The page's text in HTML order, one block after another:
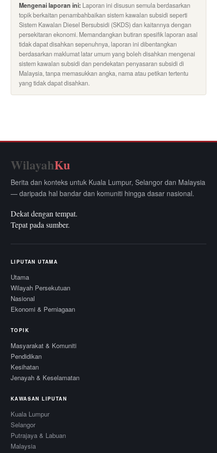
Mengenai laporan ini: Laporan ini disusun semula berdasarkan
topik berkaitan penambahbaikan sistem kawalan subsidi seperti
Sistem Kawalan Diesel Bersubsidi (SKDS) dan kaitannya dengan
persekitaran ekonomi. Memandangkan butiran spesifik laporan asal
tidak dapat disahkan sepenuhnya, laporan ini dibentangkan
berdasarkan maklumat latar umum yang boleh disahkan mengenai
sistem kawalan subsidi dan pendekatan penyasaran subsidi di
Malaysia, tanpa memasukkan angka, nama atau petikan tertentu
yang tidak dapat disahkan.
WilayahKu
Berita dan konteks untuk Kuala Lumpur, Selangor dan Malaysia
— daripada hal bandar dan komuniti hingga dasar nasional.
Dekat dengan tempat.
Tepat pada sumber.
LIPUTAN UTAMA
Utama
Wilayah Persekutuan
Nasional
Ekonomi & Perniagaan
TOPIK
Masyarakat & Komuniti
Pendidikan
Kesihatan
Jenayah & Keselamatan
KAWASAN LIPUTAN
Kuala Lumpur
Selangor
Putrajaya & Labuan
Malaysia